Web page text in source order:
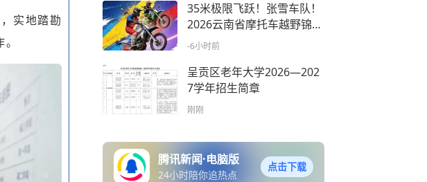
实地踏勘
35米极限飞跃！张雪车队！
2026云南省摩托车越野锦标
赛呈贡江尾站本周末燃擎开
-6小时前
呈贡区老年大学2026—202
7学年招生简章
刚刚
腾讯新闻·电脑版
24小时陪你追热点
点击下载